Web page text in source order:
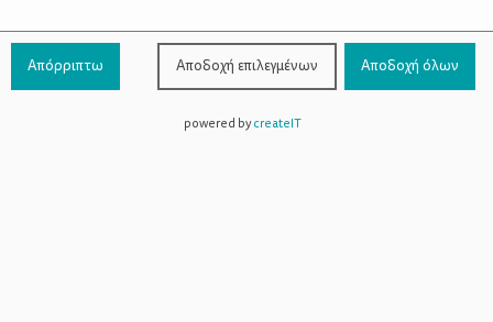
Απόρριπτω Αποδοχή επιλεγμένων Αποδοχή όλων
powered bycreateIT